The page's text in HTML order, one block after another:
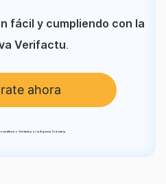
fácil y cumpliendo con la
Verifactu.
ahora
certificado Verifactu por la Agencia Tributaria.